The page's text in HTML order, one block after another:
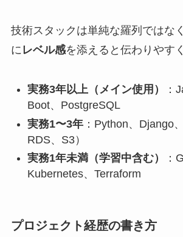
技術スタックは単純な羅列ではな
にレベル感を添えると伝わりやす
実務3年以上（メイン使用）
：
Boot、PostgreSQL
実務1〜3年：Python、Django
RDS、S3）
実務1年未満（学習中含む）
：
Kubernetes、Terraform
プロジェクト経歴の書き方